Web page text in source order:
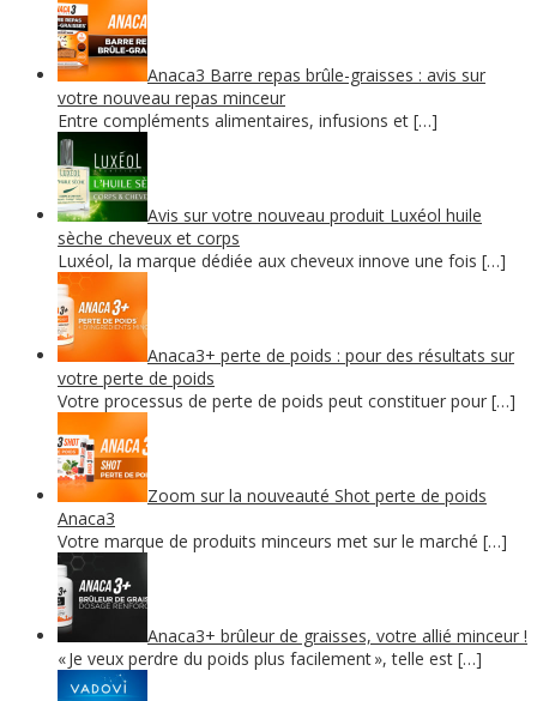
Anaca3 Barre repas brûle-graisses : avis sur
votre nouveau repas minceur
Entre compléments alimentaires, infusions et […]
Avis sur votre nouveau produit Luxéol huile
sèche cheveux et corps
Luxéol, la marque dédiée aux cheveux innove une fois […]
Anaca3+ perte de poids : pour des résultats sur
votre perte de poids
Votre processus de perte de poids peut constituer pour […]
Zoom sur la nouveauté Shot perte de poids
Anaca3
Votre marque de produits minceurs met sur le marché […]
Anaca3+ brûleur de graisses, votre allié minceur !
« Je veux perdre du poids plus facilement », telle est […]